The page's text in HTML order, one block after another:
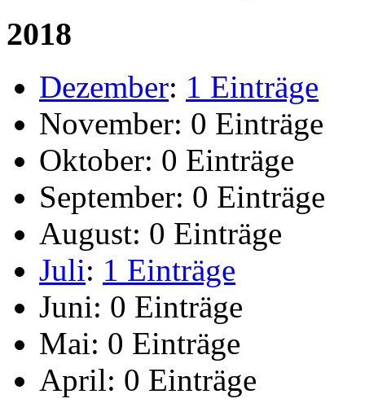
2018
Dezember: 1 Einträge
November: 0 Einträge
Oktober: 0 Einträge
September: 0 Einträge
August: 0 Einträge
Juli: 1 Einträge
Juni: 0 Einträge
Mai: 0 Einträge
April: 0 Einträge